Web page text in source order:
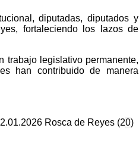
diputadas, diputados y
fortaleciendo los lazos de
trabajo legislativo permanente,
han contribuido de manera